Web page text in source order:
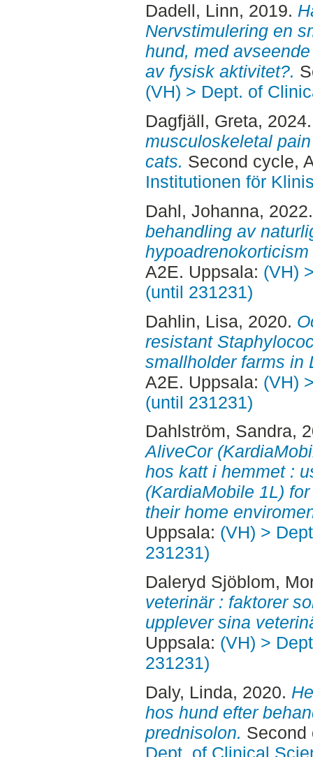
Dadell, Linn, 2019.
Nervstimulering en
hund, med
av fysisk aktivitet?.
(VH) > Dept. of
Dagfjäll, Greta,
musculoskeletal
cats. Second cycle,
Institutionen för
Dahl, Johanna,
behandling av
A2E. Uppsala: (VH)
(until 231231)
Dahlin, Lisa, 2020.
resistant
smallholder farms in
A2E. Uppsala: (VH)
(until 231231)
Dahlström, Sandra,
AliveCor
hos katt i hemmet :
(KardiaMobile 1L)
their home
Uppsala: (VH) >
231231)
Daleryd Sjöblom,
veterinär : faktorer
upplever sina
Uppsala: (VH) >
231231)
Daly, Linda, 2020.
hos hund efter
prednisolon.
Dept. of Clinical